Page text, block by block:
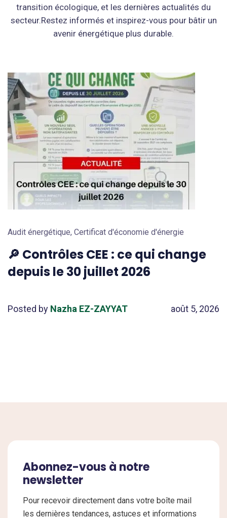
transition écologique, et les dernières actualités du
secteur.Restez informés et inspirez-vous pour bâtir un
avenir énergétique plus durable.
Audit énergétique, Certificat d'économie d'énergie
🔎 Contrôles CEE : ce qui change
depuis le 30 juillet 2026
Posted by Nazha EZ-ZAYYAT août 5, 2026
Abonnez-vous à notre
newsletter
Pour recevoir directement dans votre boîte mail
les dernières tendances, astuces et informations